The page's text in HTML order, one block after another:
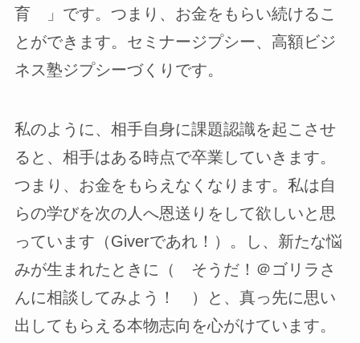
育 」です。つまり、お金をもらい続けるこ
とができます。セミナージプシー、高額ビジ
ネス塾ジプシーづくりです。
私のように、相手自身に課題認識を起こさせ
ると、相手はある時点で卒業していきます。
つまり、お金をもらえなくなります。私は自
らの学びを次の人へ恩送りをして欲しいと思
っています（Giverであれ！）。し、新たな悩
みが生まれたときに（ そうだ！＠ゴリラさ
んに相談してみよう！ ）と、真っ先に思い
出してもらえる本物志向を心がけています。